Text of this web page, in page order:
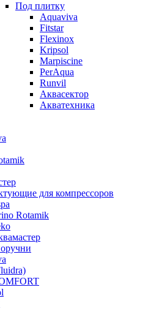
Под плитку
Aquaviva
Fitstar
Flexinox
Kripsol
Marpiscine
PerAqua
Runvil
Аквасектор
Акватехника
для компрессоров
Rotamik